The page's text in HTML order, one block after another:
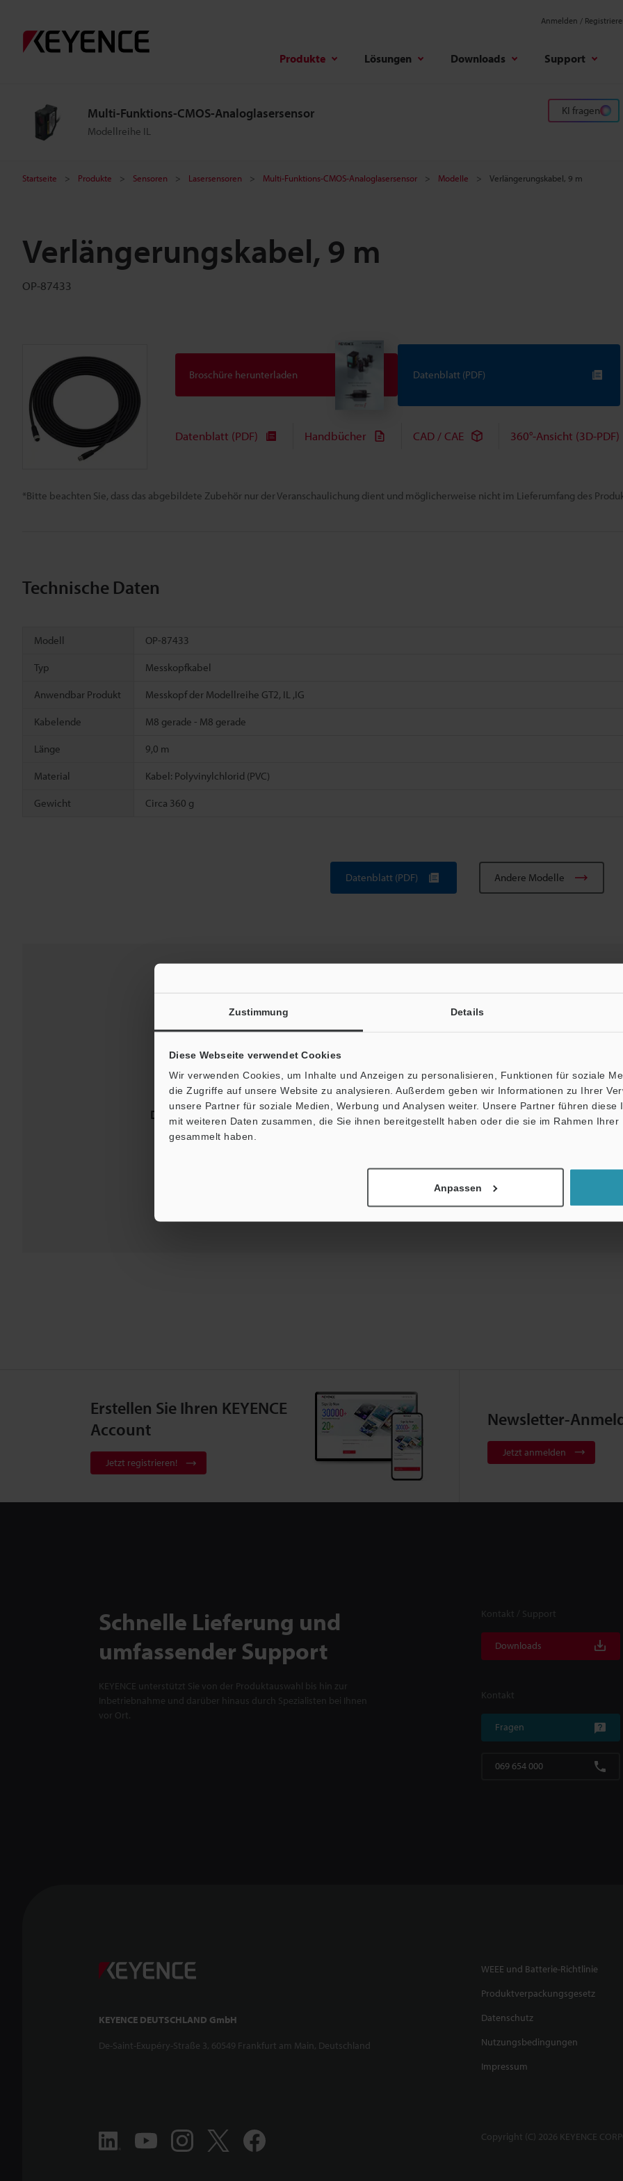
Zustimmung Details
Diese Webseite verwendet Cookies
Wir verwenden Cookies, um Inhalte und Anzeigen zu personalisieren, Funktionen für soziale
die Zugriffe auf unsere Website zu analysieren. Außerdem geben wir Informationen zu Ihrer
unsere Partner für soziale Medien, Werbung und Analysen weiter. Unsere Partner führen diese
mit weiteren Daten zusammen, die Sie ihnen bereitgestellt haben oder die sie im Rahmen Ihrer
gesammelt haben.
Anpassen
Anmelden /
Produkte Lösungen Downloads Support
Multi-Funktions-CMOS-Analoglasersensor
Modellreihe IL
KI fragen
Startseite Produkte Sensoren Lasersensoren Multi-Funktions-CMOS-Analoglasersensor Modelle Verlängerungskabel, 9 m
Verlängerungskabel, 9 m
OP-87433
*Bitte beachten Sie, dass das abgebildete Zubehör nur der Veranschaulichung dient und möglicherweise nicht im Lieferumfang des
Broschüre herunterladen Datenblatt (PDF)
Datenblatt (PDF) Handbücher CAD / CAE 360°-Ansicht (3D-PDF)
Technische Daten
Modell OP-87433
Typ Messkopfkabel
Anwendbar Produkt Messkopf der Modellreihe GT2, IL ,IG
Kabelende M8 gerade - M8 gerade
Länge 9,0 m
Material Kabel: Polyvinylchlorid (PVC)
Gewicht Circa 360 g
Datenblatt (PDF) Andere Modelle
Broschüre herunterladen
Downloads: Technische Leitfäden Datenblatt (PDF) CAD / CAE
Produktpalette: Lasersensoren
Erstellen Sie Ihren KEYENCE
Account
Jetzt registrieren!
Newsletter-
Jetzt anmelden
Schnelle Lieferung und
umfassender Support
KEYENCE unterstützt Sie von der Produktauswahl bis hin zur
Inbetriebnahme und darüber hinaus durch Spezialisten bei Ihnen
vor Ort.
Kontakt / Support
Downloads
Kontakt
Fragen
069 654 000
KEYENCE DEUTSCHLAND GmbH
De-Saint-Exupéry-Straße 3, 60549 Frankfurt am Main, Deutschland
WEEE und Batterie-Richtlinie
Produktverpackungsgesetz
Datenschutz
Nutzungsbedingungen
Impressum
Copyright (C) 2026 KEYENCE